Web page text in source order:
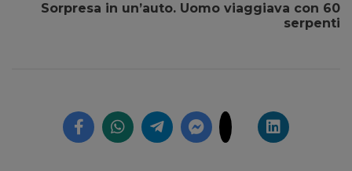
Sorpresa in un’auto. Uomo viaggiava con 60
serpenti